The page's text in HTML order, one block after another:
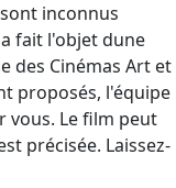
inconnus
fait l'objet dune
des Cinémas Art et
proposés, l'équipe
vous. Le film peut
précisée. Laissez-